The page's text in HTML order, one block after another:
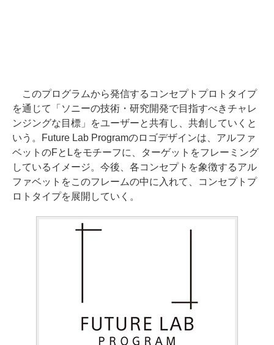
このプログラムから発信するコンセプトプロトタイプ
を通じて「ソニーの技術・研究開発で目指すべきチャレ
ンジングな目標」をユーザーと共有し、共創していくと
いう。Future Lab Programのロゴデザインは、アルファ
ベットのFとLをモチーフに、ターゲットをフレーミング
しているイメージ。今後、各コンセプトを象徴するアル
ファベットをこのフレームの中に入れて、コンセプトプ
ロトタイプを展開していく。